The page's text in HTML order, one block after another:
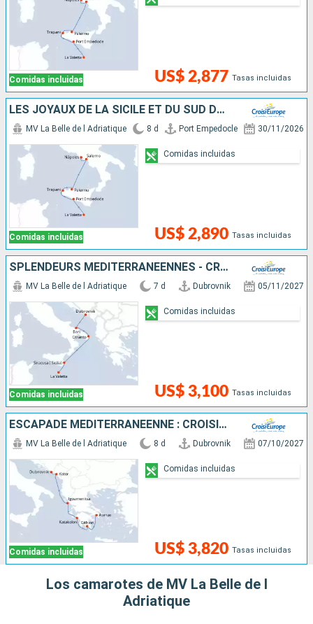
Comidas incluidas US$ 2,877 Tasas incluidas
LES JOYAUX DE LA SICILE ET DU SUD DE L'ITALIE
Comidas incluidas
MV La Belle de l Adriatique 8 d Port Empedocle 30/11/2026
US$ 2,890 Tasas incluidas
Comidas incluidas
SPLENDEURS MÉDITERRANÉENNES - CROATIE, LES POUILLES, LA SICILE ET MALTE
Comidas incluidas
MV La Belle de l Adriatique 7 d Dubrovnik 05/11/2027
US$ 3,100 Tasas incluidas
Comidas incluidas
ESCAPADE MÉDITERRANÉENNE : CROISIÈRE À LA DÉCOUVERTE DES TRÉSORS DE LA GRÈCE ET DE L'ADRIATIQUE - DES REMPARTS DE DUBROVNIK À L'ACROPOLE D'ATHÈNES
Comidas incluidas
MV La Belle de l Adriatique 8 d Dubrovnik 07/10/2027
US$ 3,820 Tasas incluidas
Comidas incluidas
Los camarotes de MV La Belle de l
Adriatique